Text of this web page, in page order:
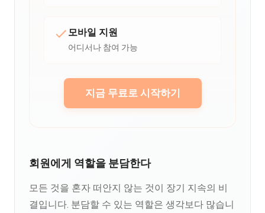
모바일 지원
어디서나 참여 가능
지금 무료로 시작하기
회원에게 역할을 분담한다
모든 것을 혼자 떠안지 않는 것이 장기 지속의 비
결입니다. 분담할 수 있는 역할은 생각보다 많습니